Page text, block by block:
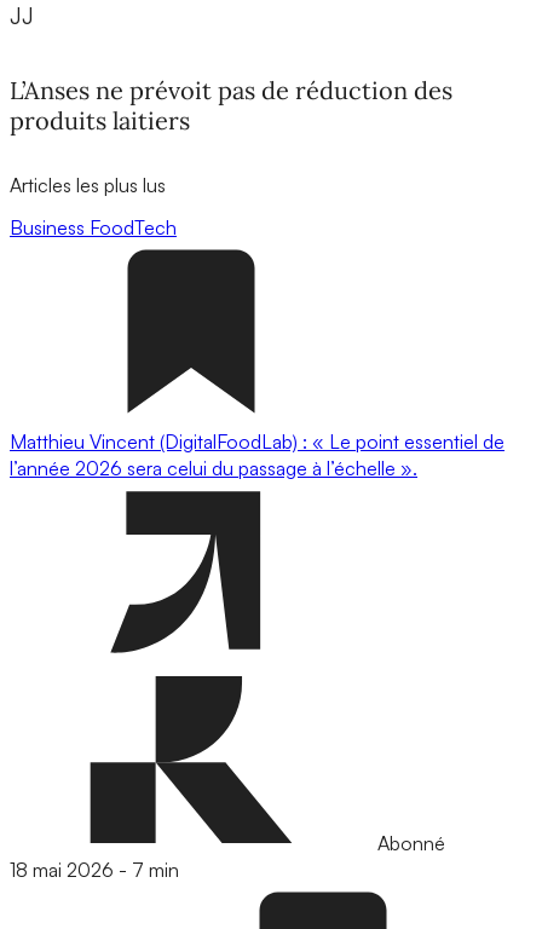
JJ
L’Anses ne prévoit pas de réduction des
produits laitiers
Articles les plus lus
Business FoodTech
Matthieu Vincent (DigitalFoodLab) : « Le point essentiel de
l’année 2026 sera celui du passage à l’échelle ».
Abonné
18 mai 2026 - 7 min